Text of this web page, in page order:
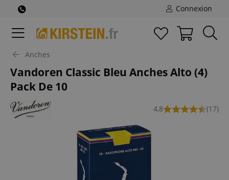
Connexion
Anches
Vandoren Classic Bleu Anches Alto (4)
Pack De 10
4,8 (17)